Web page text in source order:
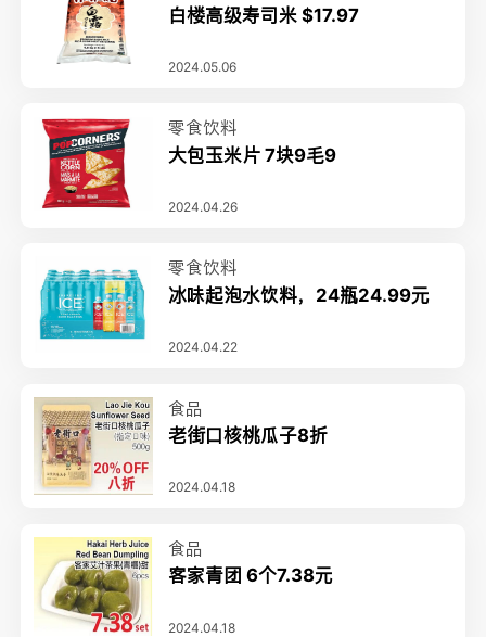
白楼高级寿司米 $17.97
2024.05.06
零食饮料
大包玉米片 7块9毛9
2024.04.26
零食饮料
冰味起泡水饮料，24瓶24.99元
2024.04.22
食品
老街口核桃瓜子8折
2024.04.18
食品
客家青团 6个7.38元
2024.04.18